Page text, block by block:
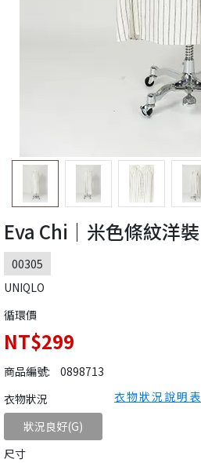
Eva Chi｜米色條紋洋裝
00305
UNIQLO
循環價
NT$299
商品編號:
0898713
衣物狀況
狀況良好(G)
尺寸
衣物狀況說明表